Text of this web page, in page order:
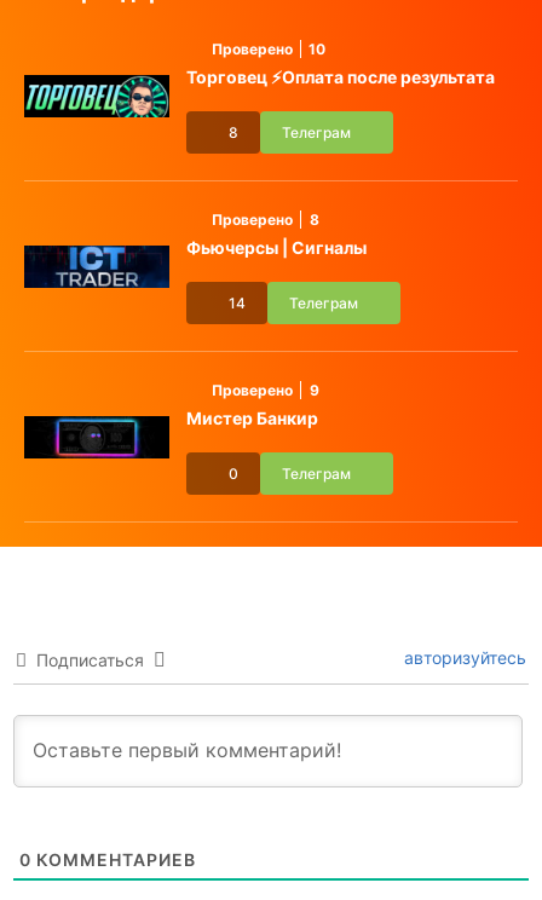
Проверено 10
Торговец ⚡️Оплата после результата
8 Телеграм
Проверено 8
Фьючерсы | Сигналы
14 Телеграм
Проверено 9
Мистер Банкир
0 Телеграм
Подписаться авторизуйтесь
0 КОММЕНТАРИЕВ